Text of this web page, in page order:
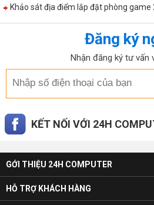
Khảo sát địa điểm lắp đặt phòng game
Đăng ký
Nhận đăng ký tư vấn
KẾT NỐI VỚI 24H
GỚI THIỆU 24H COMPUTER
HỖ TRỢ KHÁCH HÀNG